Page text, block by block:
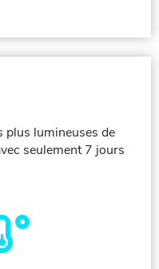
plus lumineuses de
seulement 7 jours